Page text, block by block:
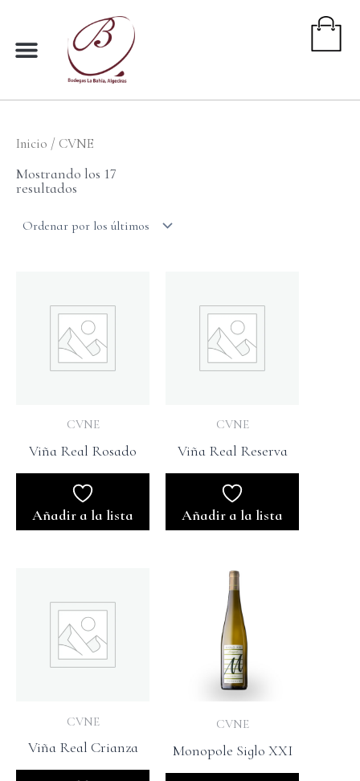
contenido
Inicio / CVNE
Mostrando los 17
resultados
por
CVNE
Viña Real Rosado
Añadir a la lista
CVNE
Viña Real Reserva
Añadir a la lista
CVNE
Viña Real Crianza
CVNE
Monopole Siglo XXI